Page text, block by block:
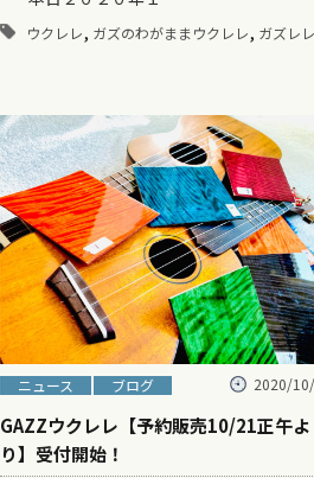
ウクレレ, ガズのわがままウクレレ, ガズレレ
ニュース ブログ 2020/
GAZZウクレレ【予約販売10/21正午よ
り】受付開始！